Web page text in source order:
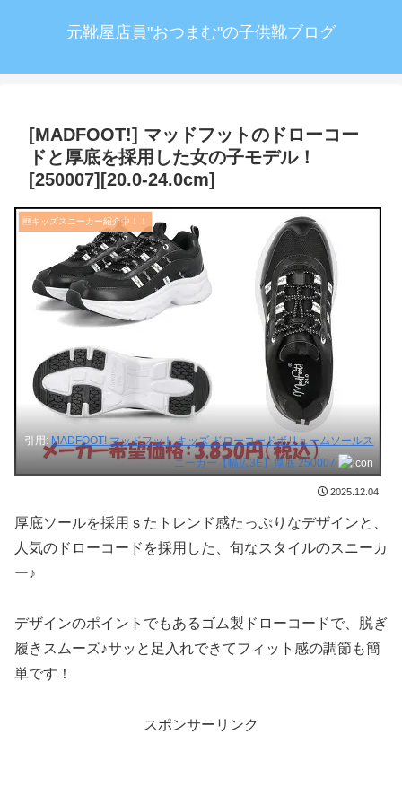
元靴屋店員"おつまむ"の子供靴ブログ
[MADFOOT!] マッドフットのドローコー
ドと厚底を採用した女の子モデル！
[250007][20.0-24.0cm]
🆕キッズスニーカー紹介中！！
引用:MADFOOT! マッドフット キッズ ドローコードボリュームソールス
ニーカー【幅広3E】厚底 250007
2025.12.04
厚底ソールを採用ｓたトレンド感たっぷりなデザインと、
人気のドローコードを採用した、旬なスタイルのスニーカ
ー♪
デザインのポイントでもあるゴム製ドローコードで、脱ぎ
履きスムーズ♪サッと足入れできてフィット感の調節も簡
単です！
スポンサーリンク